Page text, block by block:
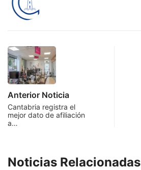
Anterior Noticia
Cantabria registra el
mejor dato de afiliación
a…
Noticias Relacionadas